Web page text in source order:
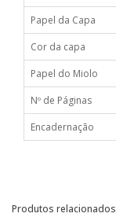
Papel da Capa
Cor da capa
Papel do Miolo
Nº de Páginas
Encadernação
Produtos relacionados